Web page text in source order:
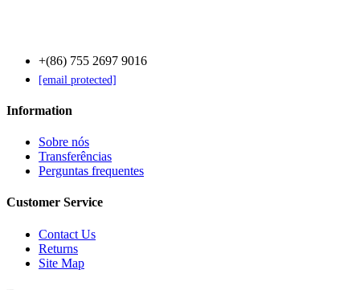
+(86) 755 2697 9016
[email protected]
Information
Sobre nós
Transferências
Perguntas frequentes
Customer Service
Contact Us
Returns
Site Map